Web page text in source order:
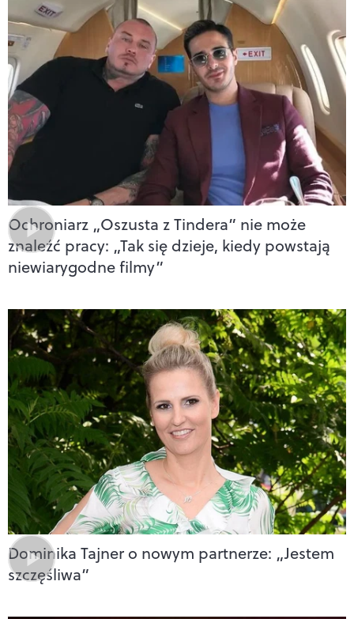
Ochroniarz „Oszusta z Tindera” nie może
znaleźć pracy: „Tak się dzieje, kiedy powstają
niewiarygodne filmy”
Dominika Tajner o nowym partnerze: „Jestem
szczęśliwa”